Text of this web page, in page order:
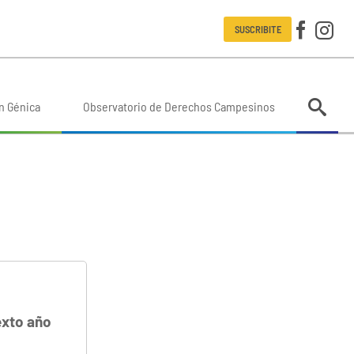
SUSCRIBITE
Génica Observatorio de Derechos Campesinos
año